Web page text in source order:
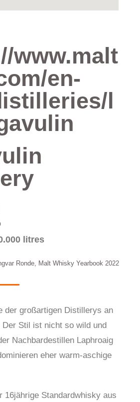
www.malt
en-
l
litres
Ronde, Malt Whisky Yearbook 2022
der großartigen Distillerys an
Stil ist nicht so wild und
Nachbardestillen Laphroaig
eher warm-aschige
16jährige Standardwhisky aus